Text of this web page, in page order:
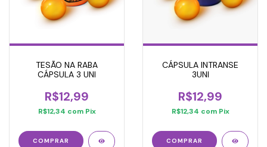
TESÃO NA RABA
CÁPSULA 3 UNI
R$12,99
R$12,34 com Pix
CÁPSULA INTRANSE
3UNI
R$12,99
R$12,34 com Pix